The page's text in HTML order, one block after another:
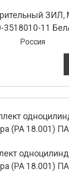
3518010-11
Россия
(РА 18.001)